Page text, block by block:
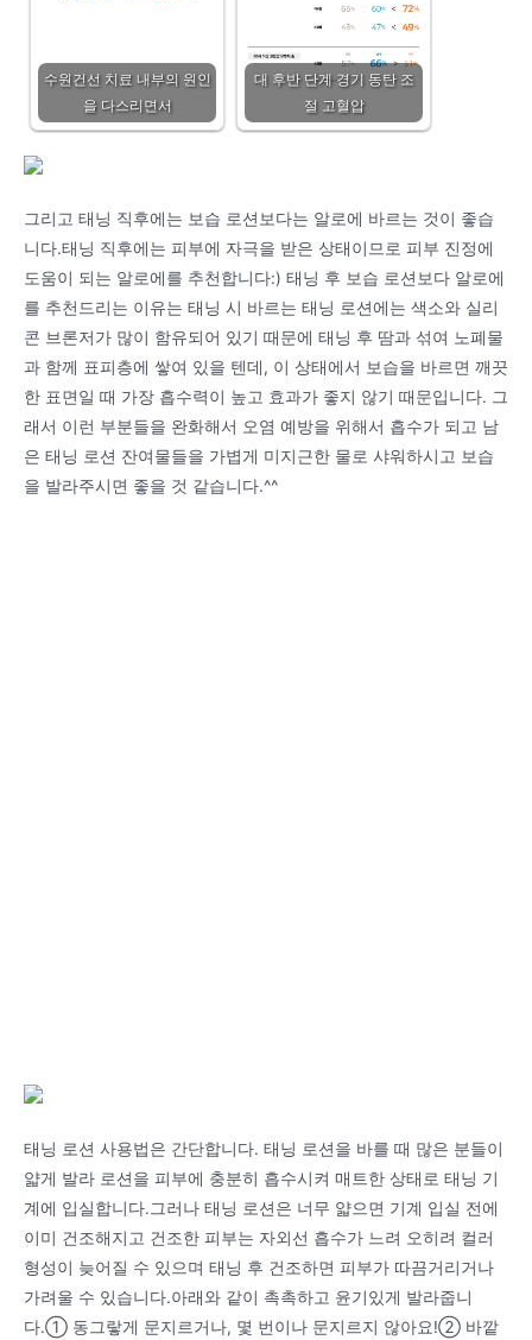
수원건선 치료 내부의 원인
을 다스리면서
대 후반 단계 경기 동탄 조
절 고혈압
그리고 태닝 직후에는 보습 로션보다는 알로에 바르는 것이 좋습
니다.태닝 직후에는 피부에 자극을 받은 상태이므로 피부 진정에
도움이 되는 알로에를 추천합니다:) 태닝 후 보습 로션보다 알로에
를 추천드리는 이유는 태닝 시 바르는 태닝 로션에는 색소와 실리
콘 브론저가 많이 함유되어 있기 때문에 태닝 후 땀과 섞여 노폐물
과 함께 표피층에 쌓여 있을 텐데, 이 상태에서 보습을 바르면 깨끗
한 표면일 때 가장 흡수력이 높고 효과가 좋지 않기 때문입니다. 그
래서 이런 부분들을 완화해서 오염 예방을 위해서 흡수가 되고 남
은 태닝 로션 잔여물들을 가볍게 미지근한 물로 샤워하시고 보습
을 발라주시면 좋을 것 같습니다.^^
태닝 로션 사용법은 간단합니다. 태닝 로션을 바를 때 많은 분들이
얇게 발라 로션을 피부에 충분히 흡수시켜 매트한 상태로 태닝 기
계에 입실합니다.그러나 태닝 로션은 너무 얇으면 기계 입실 전에
이미 건조해지고 건조한 피부는 자외선 흡수가 느려 오히려 컬러
형성이 늦어질 수 있으며 태닝 후 건조하면 피부가 따끔거리거나
가려울 수 있습니다.아래와 같이 촉촉하고 윤기있게 발라줍니
다.① 동그랗게 문지르거나, 몇 번이나 문지르지 않아요!② 바깥